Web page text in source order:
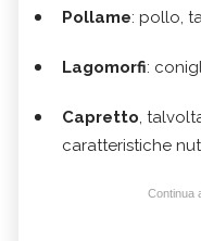
Pollame: pollo,
Lagomorfi:
Capretto,
caratteristiche
Continua